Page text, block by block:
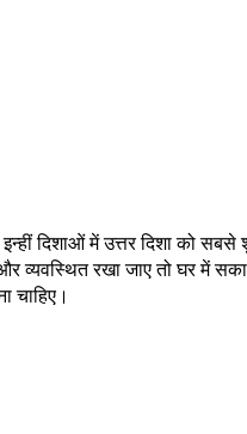
दिशाओं में उत्तर दिशा को
रखा जाए तो घर में
चाहिए।